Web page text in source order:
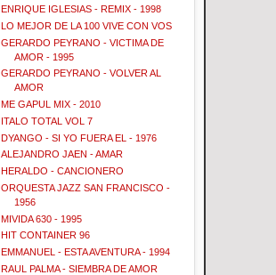
ENRIQUE IGLESIAS - REMIX - 1998
LO MEJOR DE LA 100 VIVE CON VOS
GERARDO PEYRANO - VICTIMA DE
AMOR - 1995
GERARDO PEYRANO - VOLVER AL
AMOR
ME GAPUL MIX - 2010
ITALO TOTAL VOL 7
DYANGO - SI YO FUERA EL - 1976
ALEJANDRO JAEN - AMAR
HERALDO - CANCIONERO
ORQUESTA JAZZ SAN FRANCISCO -
1956
MIVIDA 630 - 1995
HIT CONTAINER 96
EMMANUEL - ESTA AVENTURA - 1994
RAUL PALMA - SIEMBRA DE AMOR